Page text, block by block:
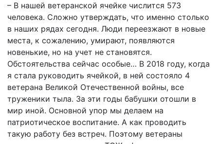
– В нашей ветеранской ячейке числится 573
человека. Сложно утверждать, что именно столько
в наших рядах сегодня. Люди переезжают в новые
места, к сожалению, умирают, появляются
новенькие, но на учет не становятся.
Обстоятельства сейчас особые… В 2018 году, когда
я стала руководить ячейкой, в ней состояло 4
ветерана Великой Отечественной войны, все
труженики тыла. За эти годы бабушки отошли в
мир иной. Основной упор мы делаем на
патриотическое воспитание. А как проводить
такую работу без встреч. Поэтому ветераны